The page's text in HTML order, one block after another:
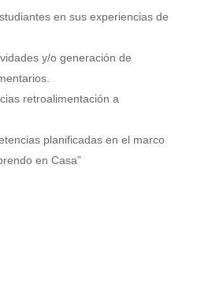
en sus experiencias de
y/o generación de
retroalimentación a
planificadas en el marco
en Casa”